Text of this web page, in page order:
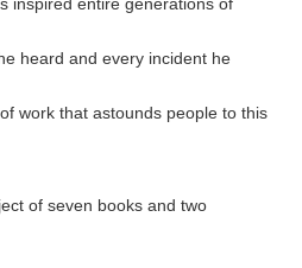
inspired entire generations of
heard and every incident he
work that astounds people to this
of seven books and two